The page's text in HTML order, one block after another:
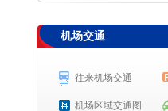
航空公司
机场交通
往来机场交通
机场区域交通图